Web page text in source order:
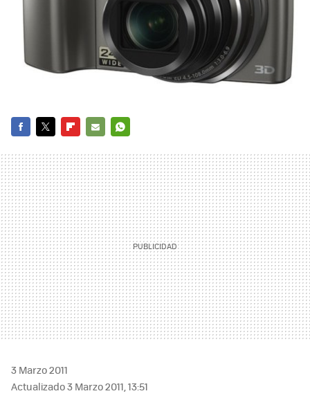
MAIL
3 Marzo 2011
Actualizado 3 Marzo 2011, 13:51